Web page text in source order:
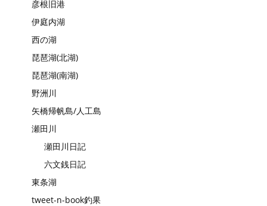
彦根旧港
伊庭内湖
西の湖
琵琶湖(北湖)
琵琶湖(南湖)
野洲川
矢橋帰帆島/人工島
瀬田川
瀬田川日記
六文銭日記
東条湖
tweet-n-book釣果